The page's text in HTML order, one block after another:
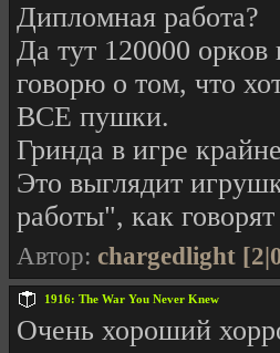
Дипломная работа?
Да тут 120000
говорю о том, что
ВСЕ пушки.
Гринда в игре
Это выглядит
работы", как
Автор: chargedlight
1916: The War You Never Knew
Очень хороший